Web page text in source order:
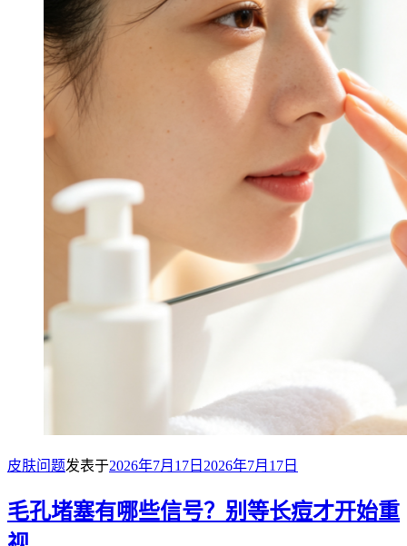
皮肤问题发表于2026年7月17日 2026年7月17日
毛孔堵塞有哪些信号？别等长痘才开始重